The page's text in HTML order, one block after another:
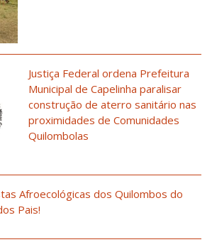
Justiça Federal ordena Prefeitura
Municipal de Capelinha paralisar
construção de aterro sanitário nas
proximidades de Comunidades
Quilombolas
Afroecológicas dos Quilombos do
Pais!